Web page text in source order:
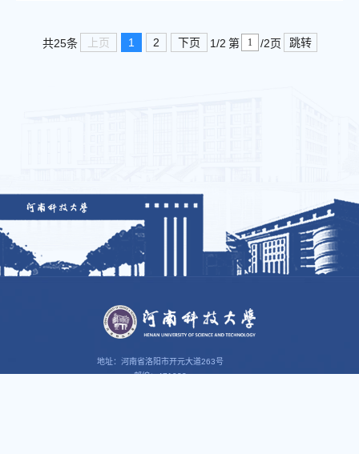
共25条 上页 1 2 下页 1/2 第 /2页 跳转
地址：河南省洛阳市开元大道263号
邮编：471023